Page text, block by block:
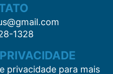
1328
privacidade para mais